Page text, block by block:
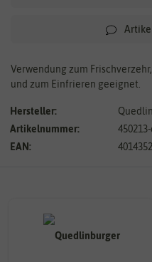
Verwendung zum
und zum Einfrieren geeignet.
Hersteller:
Artikelnummer:
EAN: